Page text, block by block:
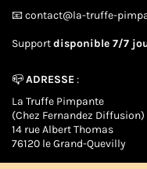
📧 contact@la-truffe-
Supportdisponible 7/7
📪ADRESSE:
La Truffe Pimpante
(Chez Fernandez Diffusion)
14 rue Albert Thomas
76120 le Grand-Quevilly